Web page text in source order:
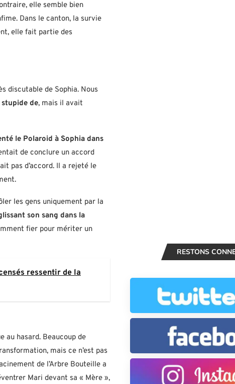
elle semble bien
Dans le canton, la survie
elle fait partie des
discutable de Sophia. Nous
de, mais il avait
le Polaroid à Sophia dans
de conclure un accord
pas d’accord. Il a rejeté le
les gens uniquement par la
son sang dans la
fier pour mériter un
ressentir de la
hasard. Beaucoup de
mais ce n’est pas
de l’Arbre Bouteille a
Mari devant sa « Mère »,
RESTONS